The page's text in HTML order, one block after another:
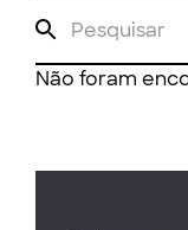
Não foram